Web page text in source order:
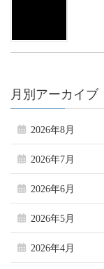
月別アーカイブ
2026年8月
2026年7月
2026年6月
2026年5月
2026年4月